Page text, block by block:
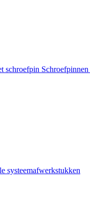
schroefpin Schroefpinnen
systeemafwerkstukken